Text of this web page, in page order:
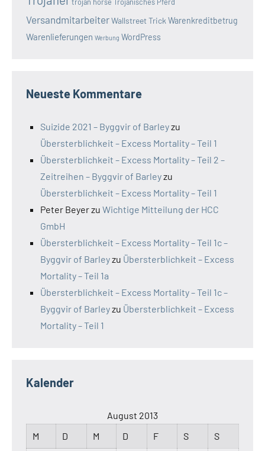
VersandmitarbeiterWallstreet Trick Warenkreditbetrug
Warenlieferungen Werbung WordPress
Neueste Kommentare
Suizide 2021 – Byggvir of Barleyzu
Übersterblichkeit – Excess Mortality – Teil 1
Übersterblichkeit – Excess Mortality – Teil 2 –
Zeitreihen – Byggvir of Barleyzu
Übersterblichkeit – Excess Mortality – Teil 1
Peter Beyerzu Wichtige Mitteilung der HCC
GmbH
Übersterblichkeit – Excess Mortality – Teil 1c –
Byggvir of Barleyzu Übersterblichkeit – Excess
Mortality – Teil 1a
Übersterblichkeit – Excess Mortality – Teil 1c –
Byggvir of Barleyzu Übersterblichkeit – Excess
Mortality – Teil 1
Kalender
August 2013
M
D M D F S S